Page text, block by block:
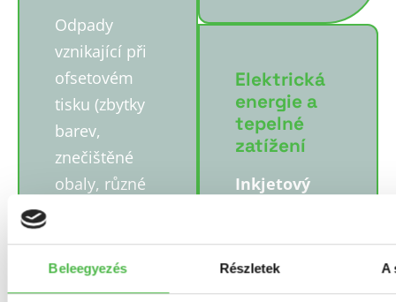
Beleegyezés Részletek A
Odpady
vznikající při
ofsetovém
tisku (zbytky
barev,
znečištěné
obaly, různé
považují za
nebezpečný
Elektrická
energie a
tepelné
zatížení
Inkjetový
nižší teplotě,
k sušení je